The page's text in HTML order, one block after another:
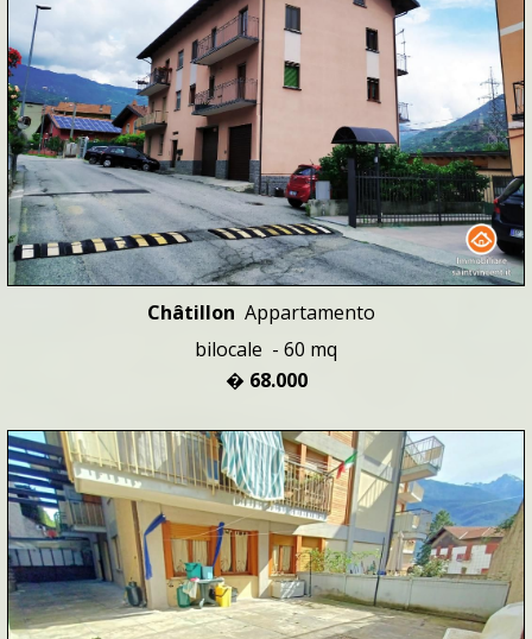
Châtillon Appartamento
bilocale - 60 mq
� 68.000